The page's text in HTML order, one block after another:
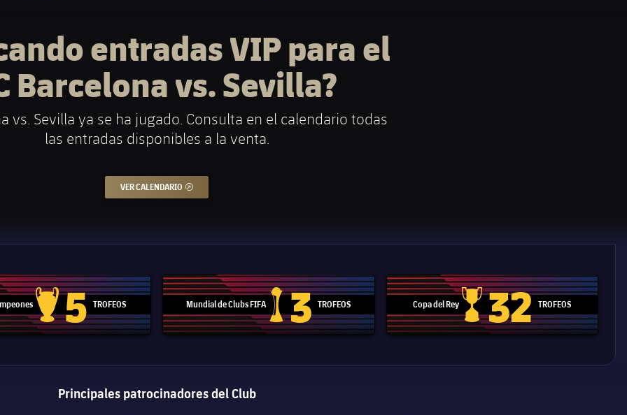
entradas VIP para el
Barcelona vs.Sevilla?
vs. Sevilla ya se ha jugado. Consulta en el calendario todas
las entradas disponibles a la venta.
VER CALENDARIO
Trofeo de la Liga de Campeones
5 TROFEOS Mundial de Clubs FIFA
Trofeo del Mundial de Clubes
3 TROFEOS Copa del Rey
Copa del Rey
32 TROFEOS
Principales patrocinadores del Club